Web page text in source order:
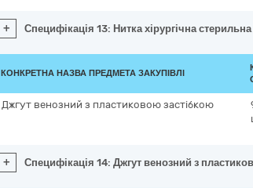
+ Специфікація 13: Нитка хірургічна
КОНКРЕТНА НАЗВА ПРЕДМЕТА ЗАКУПІВЛІ
Джгут венозний з пластиковою застібкою
+ Специфікація 14: Джгут венозний з